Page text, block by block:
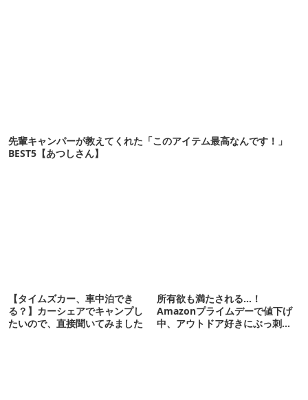
先輩キャンパーが教えてくれた「このアイテム最高なんです！」
BEST5【あつしさん】
【タイムズカー、車中泊でき
る？】カーシェアでキャンプし
たいので、直接聞いてみました
所有欲も満たされる…！
Amazonプライムデーで値下げ
中、アウトドア好きにぶっ刺さ